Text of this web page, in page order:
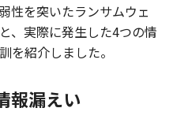
性を突いたランサムウェ
、実際に発生した4つの情
を紹介しました。
報漏えい